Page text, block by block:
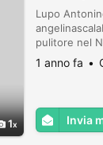
1
Lupo
pulitore nel
esperienza
presso: -
1 anno fa
Invia